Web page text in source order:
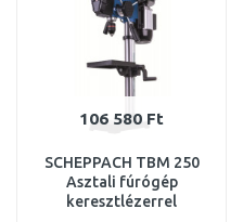
106 580 Ft
SCHEPPACH TBM 250
Asztali fúrógép
keresztlézerrel